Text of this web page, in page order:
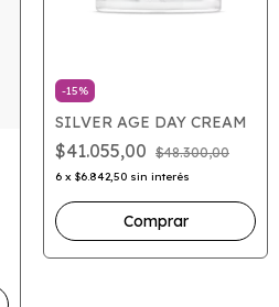
-15%
SILVER AGE DAY CREAM
$41.055,00 $48.300,00
6 x $6.842,50 sin interés